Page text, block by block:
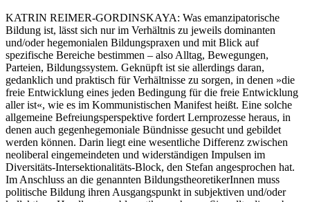
KATRIN REIMER-GORDINSKAYA: Was emanzipatorische
Bildung ist, lässt sich nur im Verhältnis zu jeweils dominanten
und/oder hegemonialen Bildungspraxen und mit Blick auf
spezifische Bereiche bestimmen – also Alltag, Bewegungen,
Parteien, Bildungssystem. Geknüpft ist sie allerdings daran,
gedanklich und praktisch für Verhältnisse zu sorgen, in denen »die
freie Entwicklung eines jeden Bedingung für die freie Entwicklung
aller ist«, wie es im Kommunistischen Manifest heißt. Eine solche
allgemeine Befreiungsperspektive fordert Lernprozesse heraus, in
denen auch gegenhegemoniale Bündnisse gesucht und gebildet
werden können. Darin liegt eine wesentliche Differenz zwischen
neoliberal eingemeindeten und widerständigen Impulsen im
Diversitäts-Intersektionalitäts-Block, den Stefan angesprochen hat.
Im Anschluss an die genannten BildungstheoretikerInnen muss
politische Bildung ihren Ausgangspunkt in subjektiven und/oder